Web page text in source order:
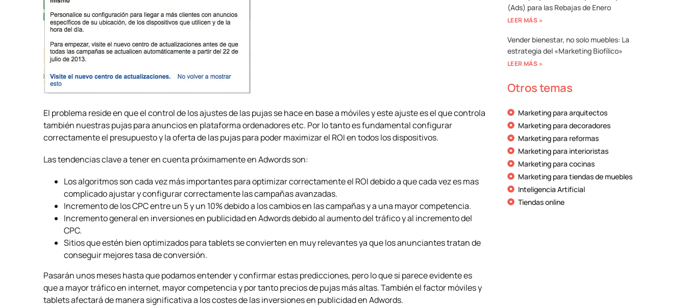
El problema reside en que el control de los ajustes de las pujas se hace en base a móviles y este ajuste es el que controla
también nuestras pujas para anuncios en plataforma ordenadores etc. Por lo tanto es fundamental configurar
correctamente el presupuesto y la oferta de las pujas para poder maximizar el ROI en todos los dispositivos.
Las tendencias clave a tener en cuenta próximamente en Adwords son:
Los algoritmos son cada vez más importantes para optimizar correctamente el ROI debido a que cada vez es mas
complicado ajustar y configurar correctamente las campañas avanzadas.
Incremento de los CPC entre un 5 y un 10% debido a los cambios en las campañas y a una mayor competencia.
Incremento general en inversiones en publicidad en Adwords debido al aumento del tráfico y al incremento del
CPC.
Sitios que estén bien optimizados para tablets se convierten en muy relevantes ya que los anunciantes tratan de
conseguir mejores tasa de conversión.
Pasarán unos meses hasta que podamos entender y confirmar estas predicciones, pero lo que si parece evidente es
que a mayor tráfico en internet, mayor competencia y por tanto precios de pujas más altas. También el factor móviles y
tablets afectará de manera significativa a los costes de las inversiones en publicidad en Adwords.
(Ads) para las Rebajas de Enero
LEER MÁS »
Vender bienestar, no solo muebles: La
estrategia del «Marketing Biofílico»
LEER MÁS »
Otros temas
Marketing para arquitectos
Marketing para decoradores
Marketing para reformas
Marketing para interioristas
Marketing para cocinas
Marketing para tiendas de muebles
Inteligencia Artificial
Tiendas online